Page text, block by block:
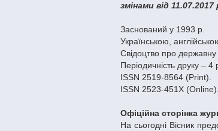
змінами від
Заснований у 1993 р.
Українською,
Свідоцтво про
Періодичність друку – 4
ISSN 2519-8564 (Рrint).
ISSN 2523-451X (Online).
Офіційна сторінка
На сьогодні Вісник